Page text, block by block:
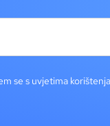
se s uvjetima